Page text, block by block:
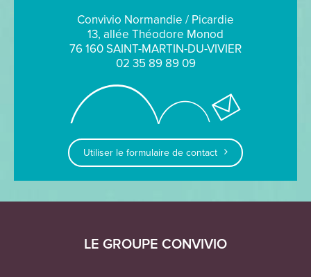
Convivio Normandie / Picardie
13, allée Théodore Monod
76 160 SAINT-MARTIN-DU-VIVIER
02 35 89 89 09
Utiliser le formulaire de contact
LE GROUPE CONVIVIO